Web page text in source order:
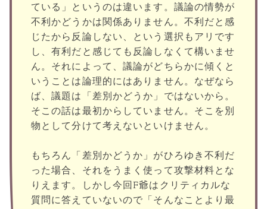
ている」というのは違います。議論の情勢が
不利かどうかは関係ありません。不利だと感
じたから反論しない、という選択もアリです
し、有利だと感じても反論しなくて構いませ
ん。それによって、議論がどちらかに傾くと
いうことは論理的にはありません。なぜなら
ば、議題は「差別かどうか」ではないから。
そこの話は最初からしていません。そこを別
物として分けて考えないといけません。
もちろん「差別かどうか」がひろゆき不利だ
った場合、それをうまく使って攻撃材料とな
りえます。しかし今回F爺はクリティカルな
質問に答えていないので「そんなことより最